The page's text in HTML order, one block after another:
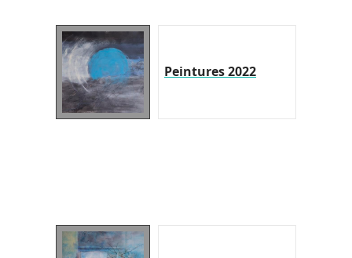
Peintures 2022